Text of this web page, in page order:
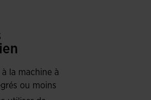
à la machine à
ou moins